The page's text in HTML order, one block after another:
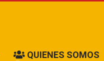
QUIENES SOMOS